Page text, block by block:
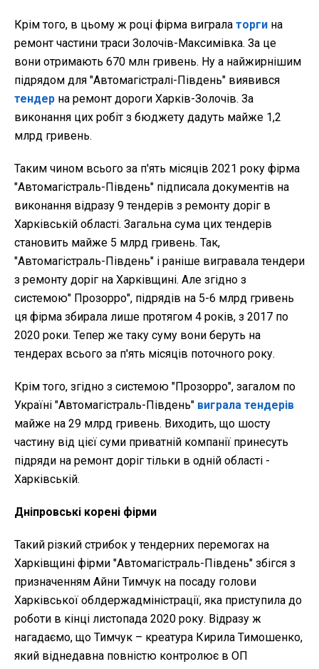
Крім того, в цьому ж році фірма виграла торги на
ремонт частини траси Золочів-Максимівка. За це
вони отримають 670 млн гривень. Ну а найжирнішим
підрядом для "Автомагістралі-Південь" виявився
тендер на ремонт дороги Харків-Золочів. За
виконання цих робіт з бюджету дадуть майже 1,2
млрд гривень.
Таким чином всього за п'ять місяців 2021 року фірма
"Автомагістраль-Південь" підписала документів на
виконання відразу 9 тендерів з ремонту доріг в
Харківській області. Загальна сума цих тендерів
становить майже 5 млрд гривень. Так,
"Автомагістраль-Південь" і раніше вигравала тендери
з ремонту доріг на Харківщині. Але згідно з
системою" Прозорро", підрядів на 5-6 млрд гривень
ця фірма збирала лише протягом 4 років, з 2017 по
2020 роки. Тепер же таку суму вони беруть на
тендерах всього за п'ять місяців поточного року.
Крім того, згідно з системою "Прозорро", загалом по
Україні "Автомагістраль-Південь" виграла тендерів
майже на 29 млрд гривень. Виходить, що шосту
частину від цієї суми приватній компанії принесуть
підряди на ремонт доріг тільки в одній області -
Харківській.
Дніпровські корені фірми
Такий різкий стрибок у тендерних перемогах на
Харківщині фірми "Автомагістраль-Південь" збігся з
призначенням Айни Тимчук на посаду голови
Харківської облдержадміністрації, яка приступила до
роботи в кінці листопада 2020 року. Відразу ж
нагадаємо, що Тимчук – креатура Кирила Тимошенко,
який віднедавна повністю контролює в ОП